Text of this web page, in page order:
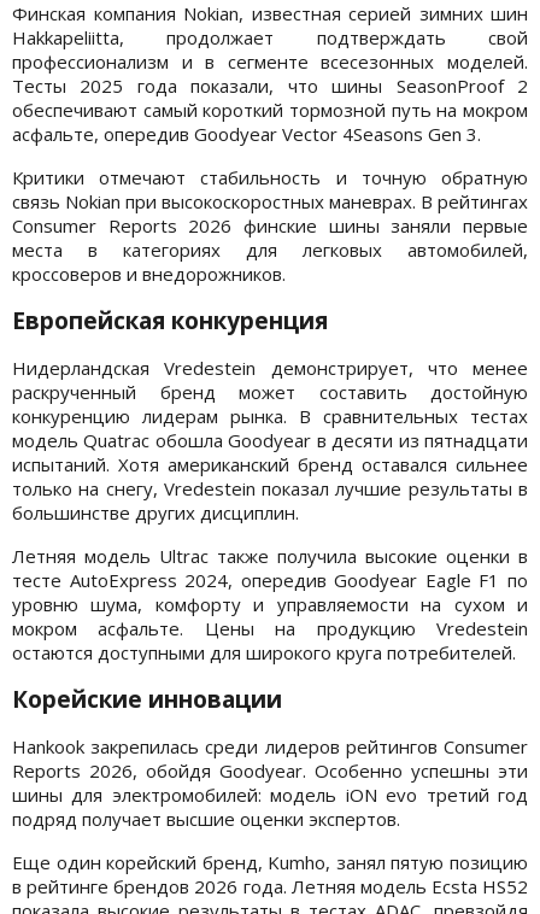
Финская компания Nokian, известная серией зимних шин
Hakkapeliitta, продолжает подтверждать свой
профессионализм и в сегменте всесезонных моделей.
Тесты 2025 года показали, что шины SeasonProof 2
обеспечивают самый короткий тормозной путь на мокром
асфальте, опередив Goodyear Vector 4Seasons Gen 3.
Критики отмечают стабильность и точную обратную
связь Nokian при высокоскоростных маневрах. В рейтингах
Consumer Reports 2026 финские шины заняли первые
места в категориях для легковых автомобилей,
кроссоверов и внедорожников.
Европейская конкуренция
Нидерландская Vredestein демонстрирует, что менее
раскрученный бренд может составить достойную
конкуренцию лидерам рынка. В сравнительных тестах
модель Quatrac обошла Goodyear в десяти из пятнадцати
испытаний. Хотя американский бренд оставался сильнее
только на снегу, Vredestein показал лучшие результаты в
большинстве других дисциплин.
Летняя модель Ultrac также получила высокие оценки в
тесте AutoExpress 2024, опередив Goodyear Eagle F1 по
уровню шума, комфорту и управляемости на сухом и
мокром асфальте. Цены на продукцию Vredestein
остаются доступными для широкого круга потребителей.
Корейские инновации
Hankook закрепилась среди лидеров рейтингов Consumer
Reports 2026, обойдя Goodyear. Особенно успешны эти
шины для электромобилей: модель iON evo третий год
подряд получает высшие оценки экспертов.
Еще один корейский бренд, Kumho, занял пятую позицию
в рейтинге брендов 2026 года. Летняя модель Ecsta HS52